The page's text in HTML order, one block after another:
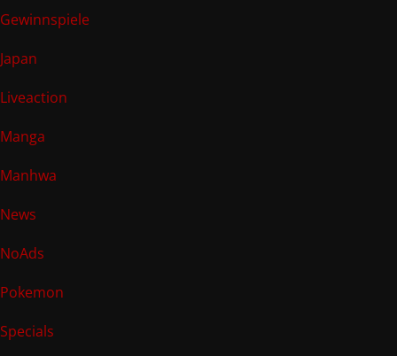
Gewinnspiele
Japan
Liveaction
Manga
Manhwa
News
NoAds
Pokemon
Specials